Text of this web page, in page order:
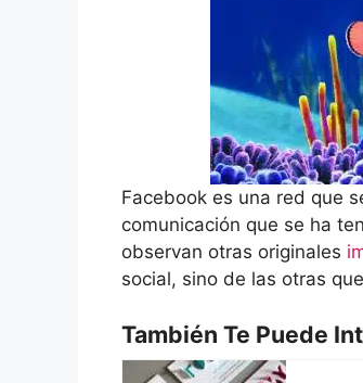
Facebook es una red que
comunicación que se ha
observan otras originales
social, sino de las otras
También Te Puede